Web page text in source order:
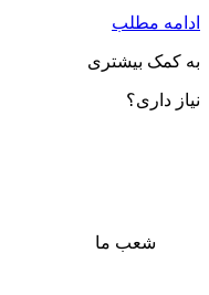
ادامه مطلب
به کمک بیشتری
نیاز داری؟
شعب ما